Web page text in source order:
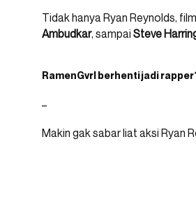
Tidak hanya Ryan Reynolds,
Ambudkar, sampai Steve
RamenGvrlberhenti jadi
Makin gak sabar liat aksi Ryan